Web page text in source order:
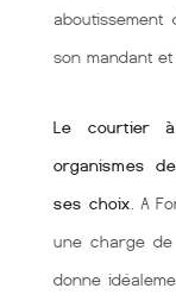
son mandant
Le courtier
organismes
ses choix . A
une charge
donne